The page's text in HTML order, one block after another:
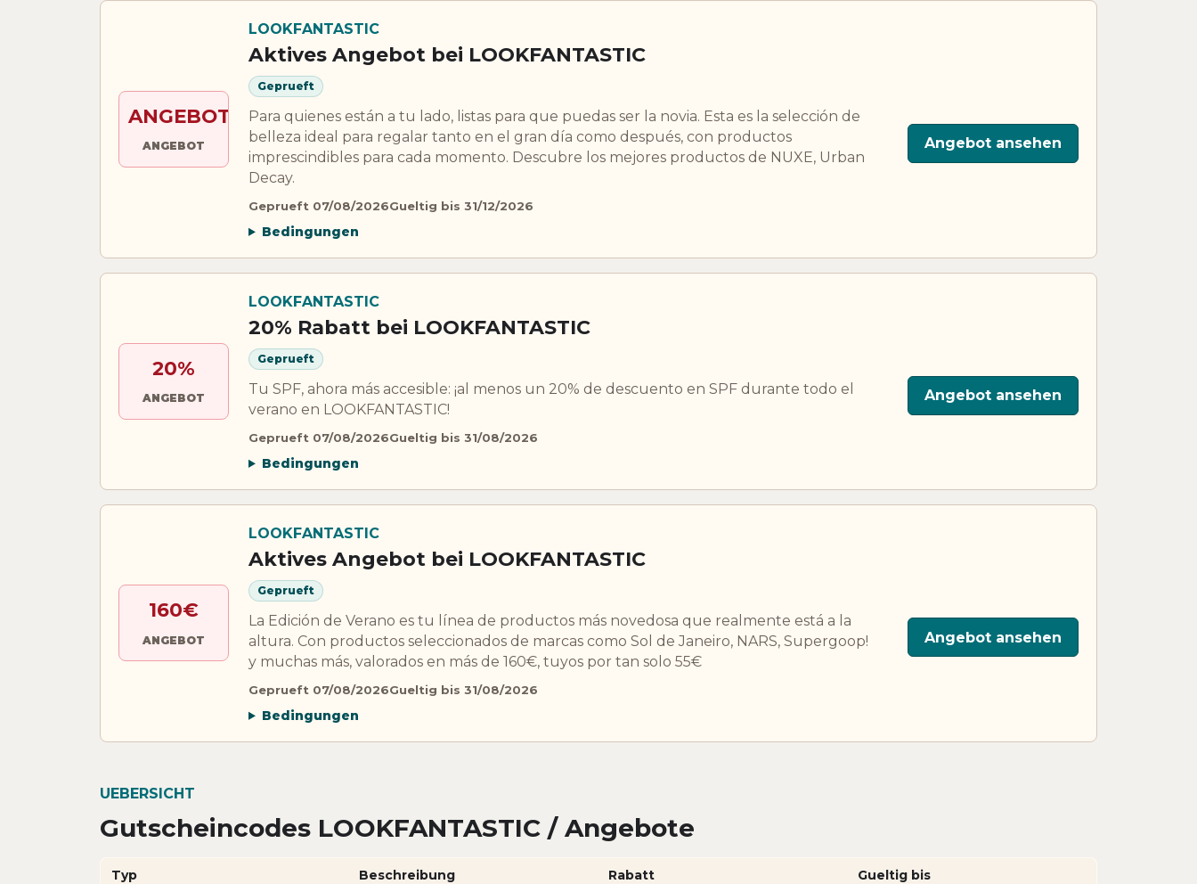
ANGEBOT
ANGEBOT
LOOKFANTASTIC
Aktives Angebot bei LOOKFANTASTIC
Geprueft
Para quienes están a tu lado, listas para que puedas ser la novia. Esta es la selección de
belleza ideal para regalar tanto en el gran día como después, con productos
imprescindibles para cada momento. Descubre los mejores productos de NUXE, Urban
Decay.
Geprueft 07/08/2026Gueltig bis 31/12/2026
Bedingungen
Angebot ansehen
20%
ANGEBOT
LOOKFANTASTIC
20% Rabatt bei LOOKFANTASTIC
Geprueft
Tu SPF, ahora más accesible: ¡al menos un 20% de descuento en SPF durante todo el
verano en LOOKFANTASTIC!
Geprueft 07/08/2026Gueltig bis 31/08/2026
Bedingungen
Angebot ansehen
160€
ANGEBOT
LOOKFANTASTIC
Aktives Angebot bei LOOKFANTASTIC
Geprueft
La Edición de Verano es tu línea de productos más novedosa que realmente está a la
altura. Con productos seleccionados de marcas como Sol de Janeiro, NARS, Supergoop!
y muchas más, valorados en más de 160€, tuyos por tan solo 55€
Geprueft 07/08/2026Gueltig bis 31/08/2026
Bedingungen
Angebot ansehen
UEBERSICHT
Gutscheincodes LOOKFANTASTIC / Angebote
Typ Beschreibung Rabatt Gueltig bis